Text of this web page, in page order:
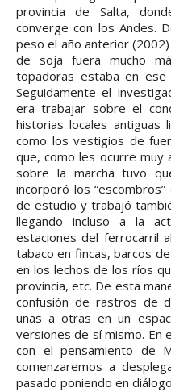
provincia de Salta,
converge con los Andes.
peso el año anterior
de soja fuera mucho
topadoras estaba en ese
Seguidamente el
era trabajar sobre el
historias locales antiguas
como los vestigios de
que, como les ocurre muy
sobre la marcha tuvo
incorporó los
de estudio y trabajó
llegando incluso a la
estaciones del ferrocarril
tabaco en fincas, barcos
en los lechos de los ríos
provincia, etc. De esta
confusión de rastros de
unas a otras en un
versiones de sí mismo. En
con el pensamiento de
comenzaremos a
pasado poniendo en